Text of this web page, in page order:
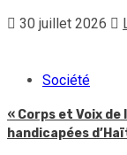
30 juillet 2026
Société
« Corps et Voix de
handicapées